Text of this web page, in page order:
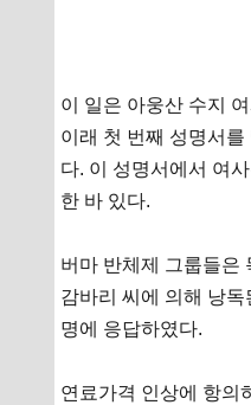
이 일은 아웅산 수지
이래 첫 번째 성명서
다. 이 성명서에서 여
한 바 있다.
버마 반체제 그룹들은
감바리 씨에 의해 낭
명에 응답하였다.
연료가격 인상에 항의